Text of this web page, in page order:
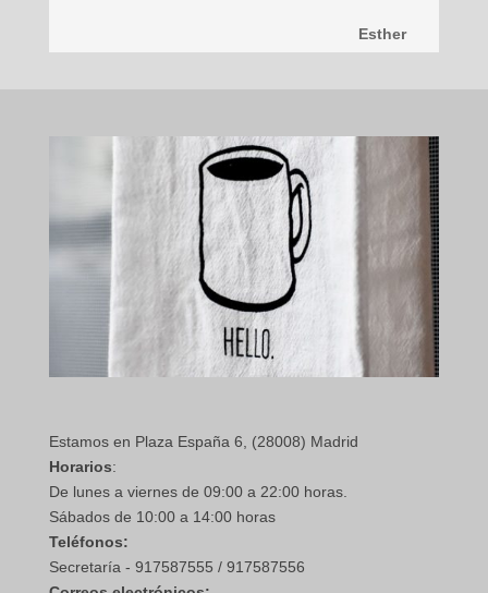
Esther
Estamos en Plaza España 6, (28008) Madrid
Horarios:
De lunes a viernes de 09:00 a 22:00 horas.
Sábados de 10:00 a 14:00 horas
Teléfonos:
Secretaría - 917587555 / 917587556